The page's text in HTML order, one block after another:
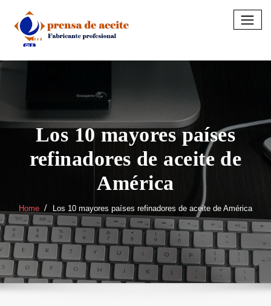
content
Los 10 mayores países
refinadores de aceite de
América
Home Los 10 mayores países refinadores de aceite de América